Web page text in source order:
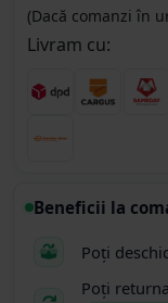
(Dacă comanzi în
Livram cu:
Beneficii la
Poți
Poți